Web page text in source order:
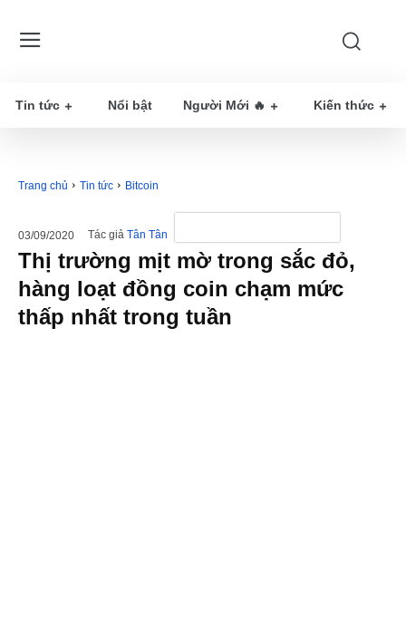
Tin tức Nổi bật Người Mới 🔥 Kiến thức
Trang chủ Tin tức Bitcoin
03/09/2020 Tác giả Tân Tân
Thị trường mịt mờ trong sắc đỏ,
hàng loạt đồng coin chạm mức
thấp nhất trong tuần